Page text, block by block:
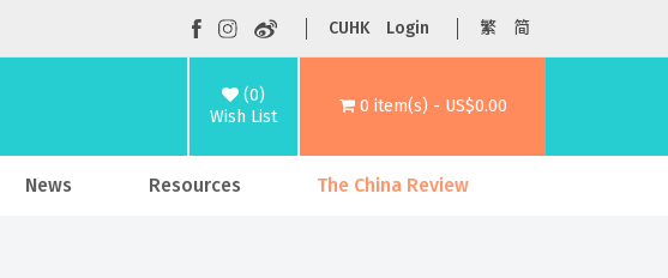
CUHK Login 繁 简
(0)
Wish List
0 item(s) - US$0.00
News Resources The China Review